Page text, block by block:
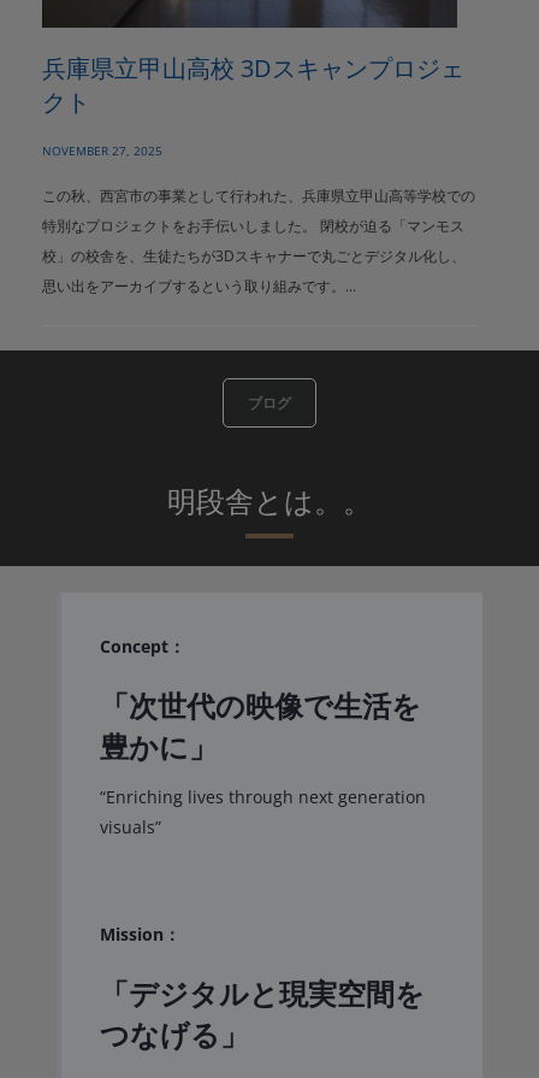
兵庫県立甲山高校 3Dスキャンプロジェ
クト
NOVEMBER 27, 2025
この秋、西宮市の事業として行われた、兵庫県立甲山高等学校での
特別なプロジェクトをお手伝いしました。 閉校が迫る「マンモス
校」の校舎を、生徒たちが3Dスキャナーで丸ごとデジタル化し、
思い出をアーカイブするという取り組みです。...
ブログ
明段舎とは。。
Concept：
「次世代の映像で生活を
豊かに」
“Enriching lives through next generation
visuals”
Mission：
「デジタルと現実空間を
つなげる」